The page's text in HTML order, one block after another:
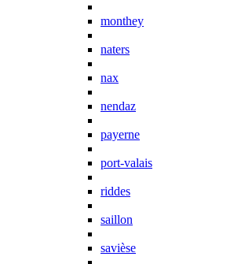
monthey
naters
nax
nendaz
payerne
port-valais
riddes
saillon
savièse